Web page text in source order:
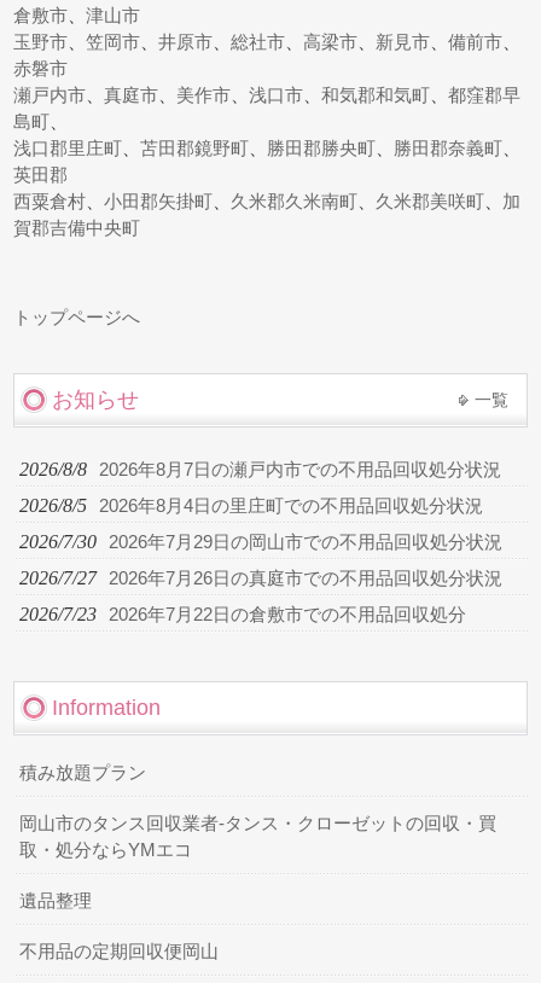
倉敷市 、津山市
玉野市 、笠岡市 、井原市 、総社市 、高梁市 新見市 、備前市
赤磐市
瀬戸内市 、真庭市 美作市 、浅口市 、和気郡和気町 、都窪郡早
島町
浅口郡里庄町 、苫田郡鏡野町 勝田郡勝央町 勝田郡奈義町
英田郡
西粟倉村 、小田郡矢掛町 久米郡久米南町 久米郡美咲町
加
賀郡吉備中央町
トップページへ
お知らせ 一覧
2026/8/8 2026年8月7日の瀬戸内市での不用品回収処分状況
2026/8/5 2026年8月4日の里庄町での不用品回収処分状況
2026/7/30 2026年7月29日の岡山市での不用品回収処分状況
2026/7/27 2026年7月26日の真庭市での不用品回収処分状況
2026/7/23 2026年7月22日の倉敷市での不用品回収処分
Information
積み放題プラン
岡山市のタンス回収業者-タンス・クローゼットの回収・買
取・処分ならYMエコ
遺品整理
不用品の定期回収便岡山